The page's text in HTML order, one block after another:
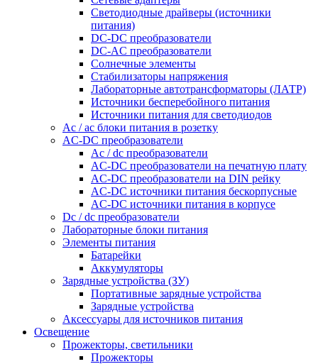
Светодиодные драйверы (источники
питания)
DC-DC преобразователи
DC-AC преобразователи
Солнечные элементы
Стабилизаторы напряжения
Лабораторные автотрансформаторы (ЛАТР)
Источники бесперебойного питания
Источники питания для светодиодов
Ac / ac блоки питания в розетку
AC-DC преобразователи
Ac / dc преобразователи
AC-DC преобразователи на печатную плату
AC-DC преобразователи на DIN рейку
AC-DC источники питания бескорпусные
AC-DC источники питания в корпусе
Dc / dc преобразователи
Лабораторные блоки питания
Элементы питания
Батарейки
Аккумуляторы
Зарядные устройства (ЗУ)
Портативные зарядные устройства
Зарядные устройства
Аксессуары для источников питания
Освещение
Прожекторы, светильники
Прожекторы